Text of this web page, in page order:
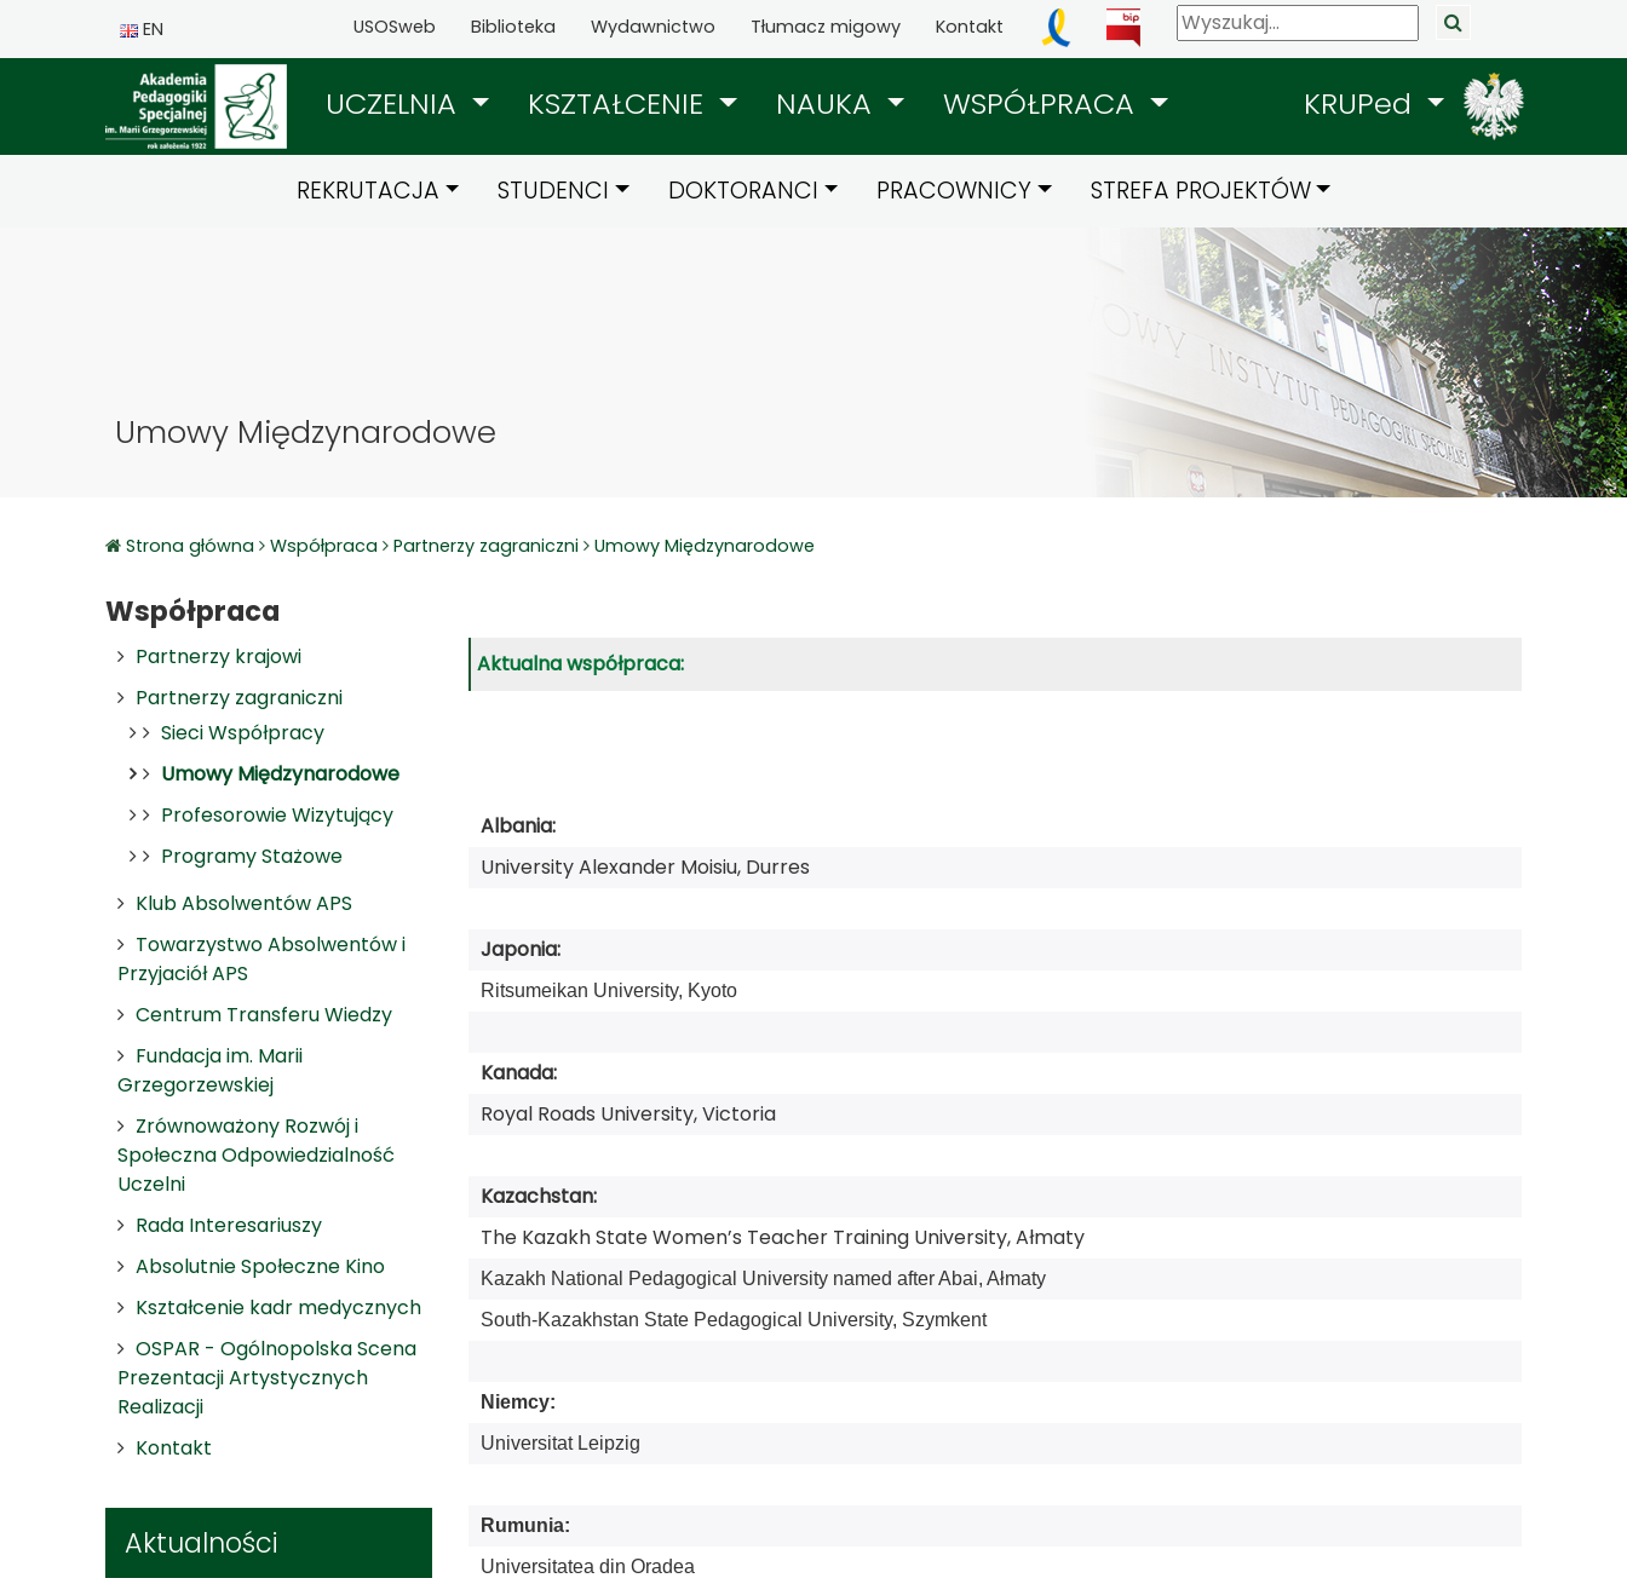
EN USOSweb Biblioteka Wydawnictwo Tłumacz migowy Kontakt
UCZELNIA KSZTAŁCENIE NAUKA WSPÓŁPRACA KRUPed
REKRUTACJA STUDENCI DOKTORANCI PRACOWNICY STREFA PROJEKTÓW
Umowy Międzynarodowe
Strona główna Współpraca Partnerzy zagraniczni Umowy Międzynarodowe
Współpraca
Partnerzy krajowi
Partnerzy zagraniczni
Sieci Współpracy
Umowy Międzynarodowe
Profesorowie Wizytujący
Programy Stażowe
Klub Absolwentów APS
Towarzystwo Absolwentów i
Przyjaciół APS
Centrum Transferu Wiedzy
Fundacja im. Marii
Grzegorzewskiej
Zrównoważony Rozwój i
Społeczna Odpowiedzialność
Uczelni
Rada Interesariuszy
Absolutnie Społeczne Kino
Kształcenie kadr medycznych
OSPAR - Ogólnopolska Scena
Prezentacji Artystycznych
Realizacji
Kontakt
Aktualności
Aktualna współpraca:
Albania:
University Alexander Moisiu, Durres
Japonia:
Ritsumeikan University, Kyoto
Kanada:
Royal Roads University, Victoria
Kazachstan:
The Kazakh State Women’s Teacher Training University, Ałmaty
Kazakh National Pedagogical University named after Abai, Ałmaty
South-Kazakhstan State Pedagogical University, Szymkent
Niemcy:
Universitat Leipzig
Rumunia:
Universitatea din Oradea